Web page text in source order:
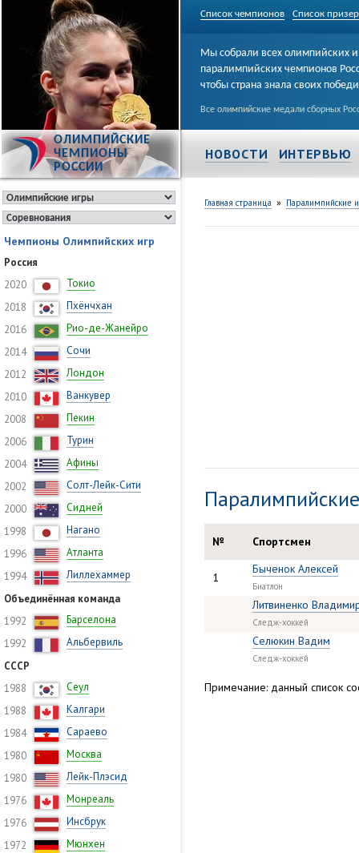
Список чемпионов Список
ОЛИМПИЙСКИЕ
ЧЕМПИОНЫ
РОССИИ
Мы собрали всех олимпийских и
паралимпийских чемпионов
чтобы страна знала своих
Все олимпийские медали сборных
НОВОСТИ ИНТЕРВЬЮ
Чемпионы Олимпийских игр
Россия
2020
Токио
2018
Пхёнчхан
2016
Рио-де-Жанейро
2014
Сочи
2012
Лондон
2010
Ванкувер
2008
Пекин
2006
Турин
2004
Афины
2002
Солт-Лейк-Сити
2000
Сидней
1998
Нагано
1996
Атланта
1994
Лиллехаммер
Объединённая команда
1992
Барселона
1992
Альбервиль
СССР
1988
Сеул
1988
Калгари
1984
Сараево
1980
Москва
1980
Лейк-Плэсид
1976
Монреаль
1976
Инсбрук
1972
Мюнхен
Главная страница » Паралимпийские
№ Спортсмен
1
Быченок Алексей
Биатлон
Литвиненко
Следж-хоккей
Селюкин Вадим
Следж-хоккей
Примечание: данный список